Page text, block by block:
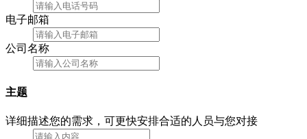
电子邮箱
公司名称
主题
详细描述您的需求，可更快安排合适的人员与您对接